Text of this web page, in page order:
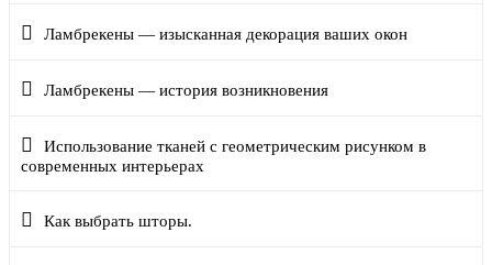
Ламбрекены — изысканная декорация ваших окон
Ламбрекены — история возникновения
Использование тканей с геометрическим рисунком в
современных интерьерах
Как выбрать шторы.